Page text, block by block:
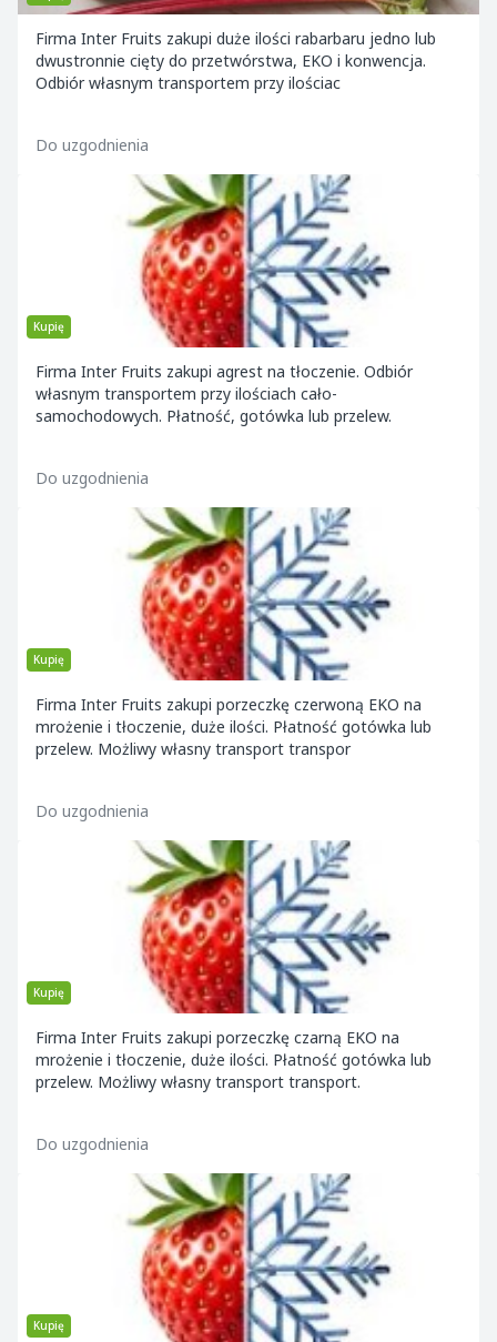
Firma Inter Fruits zakupi duże ilości rabarbaru jedno lub
dwustronnie cięty do przetwórstwa, EKO i konwencja.
Odbiór własnym transportem przy ilościac
Do uzgodnienia
Kupię
Firma Inter Fruits zakupi agrest na tłoczenie. Odbiór
własnym transportem przy ilościach cało-
samochodowych. Płatność, gotówka lub przelew.
Do uzgodnienia
Kupię
Firma Inter Fruits zakupi porzeczkę czerwoną EKO na
mrożenie i tłoczenie, duże ilości. Płatność gotówka lub
przelew. Możliwy własny transport transpor
Do uzgodnienia
Kupię
Firma Inter Fruits zakupi porzeczkę czarną EKO na
mrożenie i tłoczenie, duże ilości. Płatność gotówka lub
przelew. Możliwy własny transport transport.
Do uzgodnienia
Kupię